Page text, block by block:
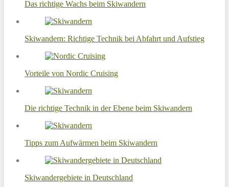
Das richtige Wachs beim Skiwandern
Skiwandern: Richtige Technik bei Abfahrt und Aufstieg
Vorteile von Nordic Cruising
Die richtige Technik in der Ebene beim Skiwandern
Tipps zum Aufwärmen beim Skiwandern
Skiwandergebiete in Deutschland